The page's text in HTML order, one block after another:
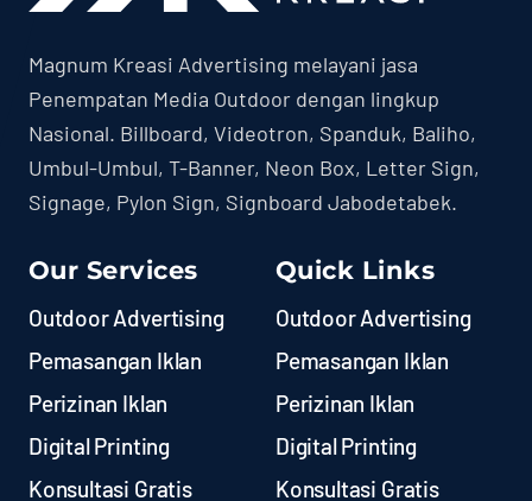
Magnum Kreasi Advertising melayani jasa
Penempatan Media Outdoor dengan lingkup
Nasional. Billboard, Videotron, Spanduk, Baliho,
Umbul-Umbul, T-Banner, Neon Box, Letter Sign,
Signage, Pylon Sign, Signboard Jabodetabek.
Our Services
Outdoor Advertising
Pemasangan Iklan
Perizinan Iklan
Digital Printing
Konsultasi Gratis
Quick Links
Outdoor Advertising
Pemasangan Iklan
Perizinan Iklan
Digital Printing
Konsultasi Gratis